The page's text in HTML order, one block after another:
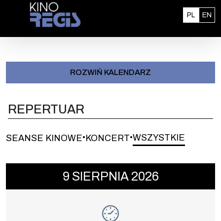
Przejdź do treści
PL Polski
EN
ROZWIŃ KALENDARZ
REPERTUAR
SEANSE KINOWE•KONCERT•WSZYSTKIE
Wydarzenie numer 1: PSI PATROL i
9 SIERPNIA 2026